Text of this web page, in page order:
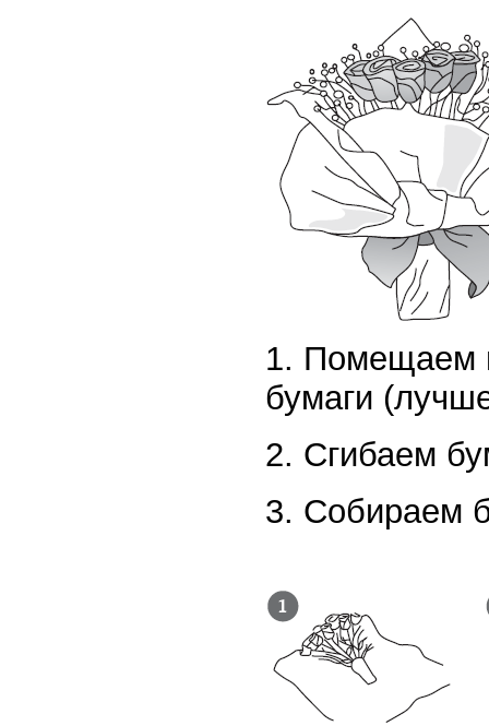
1. Помещаем
бумаги
2. Сгибаем
3. Собираем